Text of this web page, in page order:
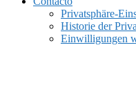
Privatsphäre-
Historie der
Einwilligungen